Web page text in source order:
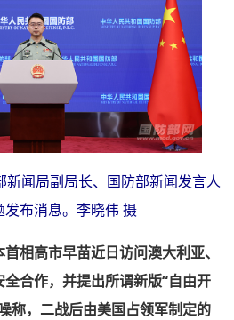
新闻局副局长、国防部新闻发言人
布消息。李晓伟 摄
相高市早苗近日访问澳大利亚、
合作，并提出所谓新版“自由开
称，二战后由美国占领军制定的